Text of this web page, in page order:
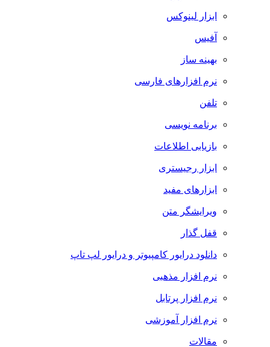
ابزار لینوکس
آفیس
بهینه ساز
نرم افزارهای فارسی
تلفن
برنامه نویسی
بازیابی اطلاعات
ابزار رجیستری
ابزارهای مفید
ویرایشگر متن
قفل گذار
دانلود درایور کامپیوتر و درایور لپ تاپ
نرم افزار مذهبی
نرم افزار پرتابل
نرم افزار آموزشی
مقالات